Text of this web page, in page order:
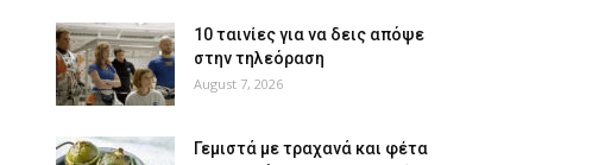
10 ταινίες για να δεις απόψε
στην τηλεόραση
August 7, 2026
Γεμιστά με τραχανά και φέτα